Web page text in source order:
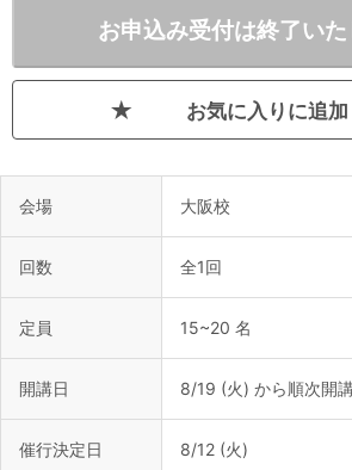
お気に入りに追加
お申込み受付は終了い
会場 大阪校
回数 全1回
定員 15~20 名
開講日 8/19 (火) から順次開
催行決定日 8/12 (火)